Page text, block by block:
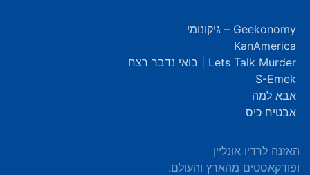
Geekonomy – גיקונומי
KanAmerica
Lets Talk Murder | בואי נדבר רצח
S-Emek
אבא למה
אבטיח כיס
האזנה לרדיו אונליין
ופודקאסטים מהארץ והעולם.